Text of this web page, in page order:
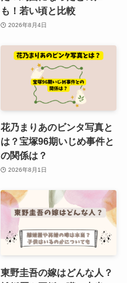
も！若い頃と比較
2026年8月4日
花乃まりあのビンタ写真と
は？宝塚96期いじめ事件と
の関係は？
2026年8月1日
東野圭吾の嫁はどんな人？